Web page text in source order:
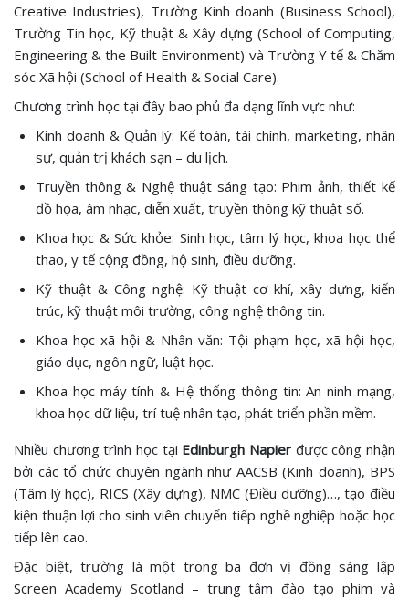
Creative Industries), Trường Kinh doanh (Business School),
Trường Tin học, Kỹ thuật & Xây dựng (School of Computing,
Engineering & the Built Environment) và Trường Y tế & Chăm
sóc Xã hội (School of Health & Social Care).
Chương trình học tại đây bao phủ đa dạng lĩnh vực như:
Kinh doanh & Quản lý: Kế toán, tài chính, marketing, nhân
sự, quản trị khách sạn – du lịch.
Truyền thông & Nghệ thuật sáng tạo: Phim ảnh, thiết kế
đồ họa, âm nhạc, diễn xuất, truyền thông kỹ thuật số.
Khoa học & Sức khỏe: Sinh học, tâm lý học, khoa học thể
thao, y tế cộng đồng, hộ sinh, điều dưỡng.
Kỹ thuật & Công nghệ: Kỹ thuật cơ khí, xây dựng, kiến
trúc, kỹ thuật môi trường, công nghệ thông tin.
Khoa học xã hội & Nhân văn: Tội phạm học, xã hội học,
giáo dục, ngôn ngữ, luật học.
Khoa học máy tính & Hệ thống thông tin: An ninh mạng,
khoa học dữ liệu, trí tuệ nhân tạo, phát triển phần mềm.
Nhiều chương trình học tại Edinburgh Napier được công nhận
bởi các tổ chức chuyên ngành như AACSB (Kinh doanh), BPS
(Tâm lý học), RICS (Xây dựng), NMC (Điều dưỡng)…, tạo điều
kiện thuận lợi cho sinh viên chuyển tiếp nghề nghiệp hoặc học
tiếp lên cao.
Đặc biệt, trường là một trong ba đơn vị đồng sáng lập
Screen Academy Scotland – trung tâm đào tạo phim và